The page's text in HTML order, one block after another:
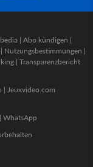
| Abo kündigen |
| Nutzungsbestimmungen |
| Transparenzbericht
| Jeuxvideo.com
| WhatsApp